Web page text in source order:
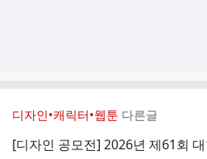
디자인•캐릭터•웹툰 다른글